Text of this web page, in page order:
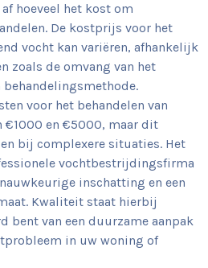
hoeveel het kost om
De kostprijs voor het
vocht kan variëren, afhankelijk
zoals de omvang van het
behandelingsmethode.
voor het behandelen van
en €5000, maar dit
bij complexere situaties. Het
vochtbestrijdingsfirma
inschatting en een
Kwaliteit staat hierbij
bent van een duurzame aanpak
in uw woning of